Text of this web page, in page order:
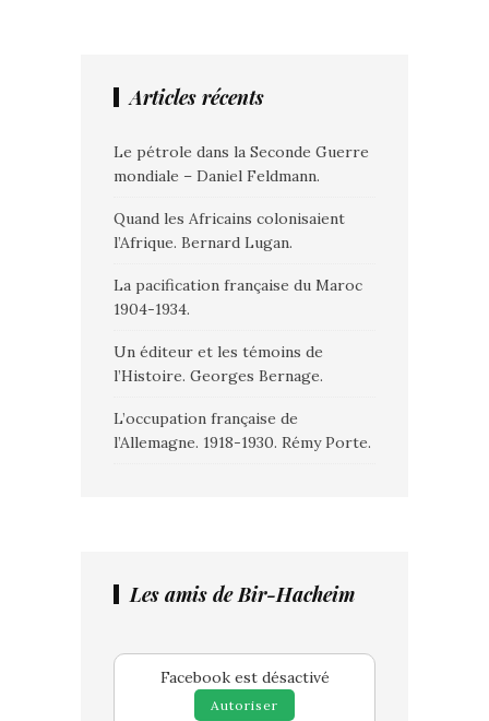
Articles récents
Le pétrole dans la Seconde Guerre
mondiale – Daniel Feldmann.
Quand les Africains colonisaient
l’Afrique. Bernard Lugan.
La pacification française du Maroc
1904-1934.
Un éditeur et les témoins de
l’Histoire. Georges Bernage.
L’occupation française de
l’Allemagne. 1918-1930. Rémy Porte.
Les amis de Bir-Hacheim
Facebook est désactivé
Autoriser